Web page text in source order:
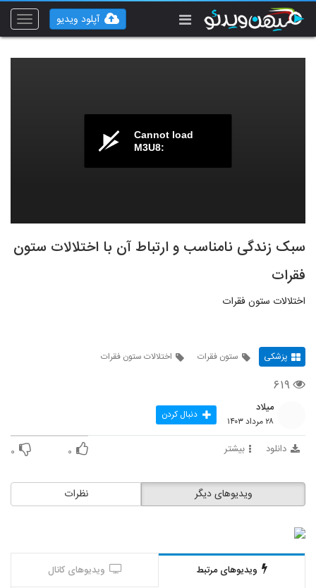
Toggle
آپلود ویدیو
Cannot load
M3U8:
سبک زندگی نامناسب و ارتباط آن با اختلالات ستون
فقرات
اختلالات ستون فقرات
پزشکی ستون فقرات اختلالات ستون فقرات
۶۱۹
میلاد
۲۸ مرداد ۱۴۰۳ دنبال کردن
دانلود بیشتر ۰ ۰
نظرات ویدیوهای دیگر
ویدیوهای مرتبط ویدیوهای کانال